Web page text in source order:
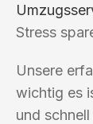
Stress
Unsere
wichtig es
und